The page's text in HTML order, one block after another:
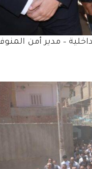
– مدير أمن